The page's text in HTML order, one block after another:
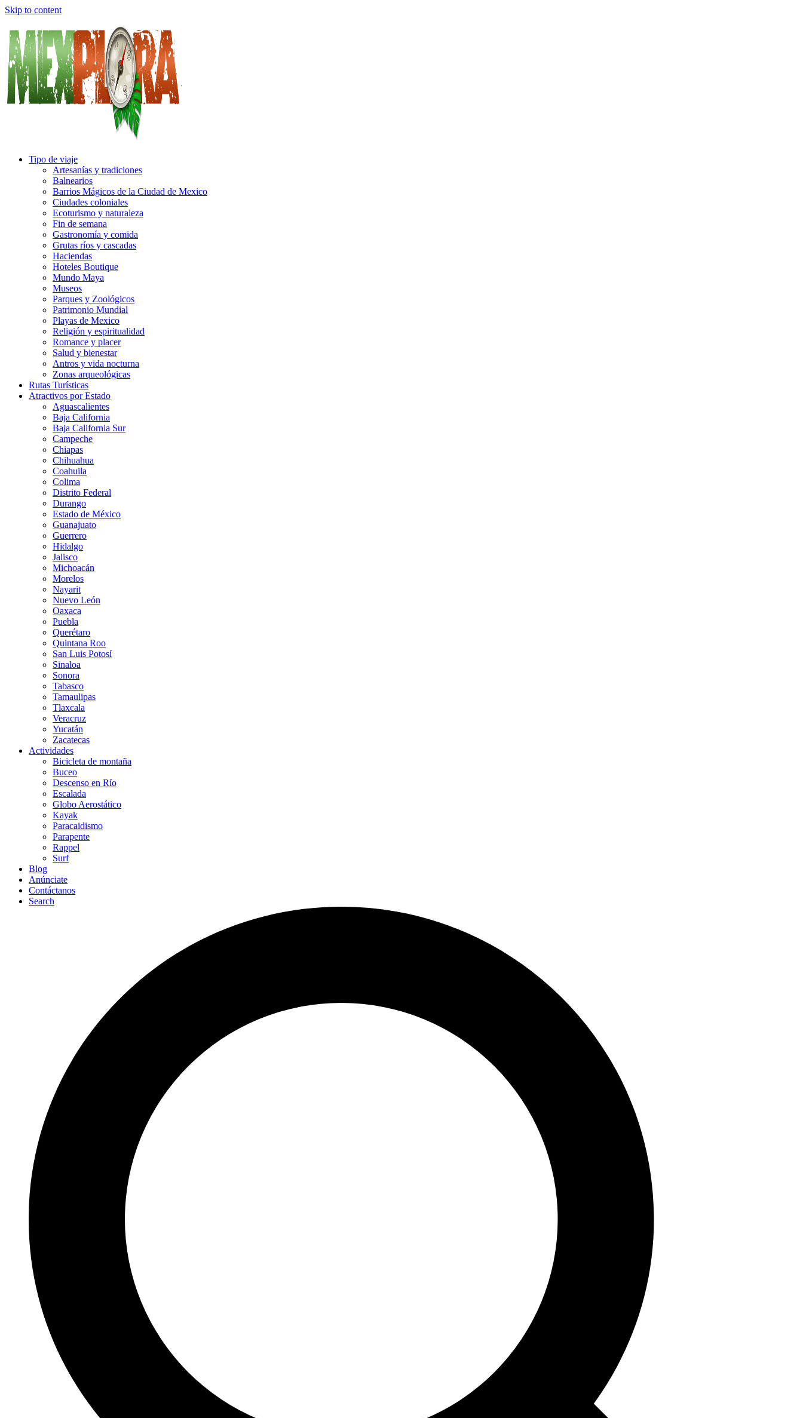
Skip to content
Tipo de viaje
Artesanías y tradiciones
Balnearios
Barrios Mágicos de la Ciudad de Mexico
Ciudades coloniales
Ecoturismo y naturaleza
Fin de semana
Gastronomía y comida
Grutas ríos y cascadas
Haciendas
Hoteles Boutique
Mundo Maya
Museos
Parques y Zoológicos
Patrimonio Mundial
Playas de Mexico
Religión y espiritualidad
Romance y placer
Salud y bienestar
Antros y vida nocturna
Zonas arqueológicas
Rutas Turísticas
Atractivos por Estado
Aguascalientes
Baja California
Baja California Sur
Campeche
Chiapas
Chihuahua
Coahuila
Colima
Distrito Federal
Durango
Estado de México
Guanajuato
Guerrero
Hidalgo
Jalisco
Michoacán
Morelos
Nayarit
Nuevo León
Oaxaca
Puebla
Querétaro
Quintana Roo
San Luis Potosí
Sinaloa
Sonora
Tabasco
Tamaulipas
Tlaxcala
Veracruz
Yucatán
Zacatecas
Actividades
Bicicleta de montaña
Buceo
Descenso en Río
Escalada
Globo Aerostático
Kayak
Paracaidismo
Parapente
Rappel
Surf
Blog
Anúnciate
Contáctanos
Search